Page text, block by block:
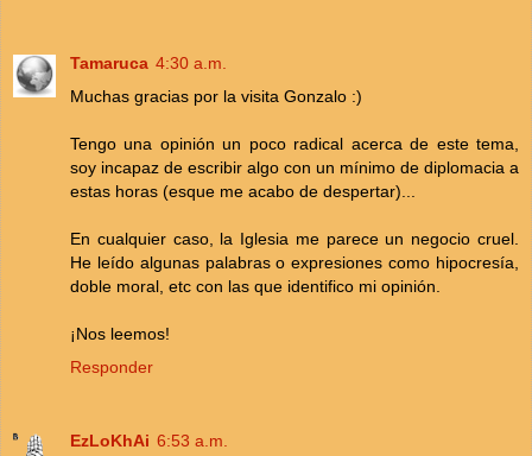
Tamaruca 4:30 a.m.
Muchas gracias por la visita Gonzalo :)
Tengo una opinión un poco radical acerca de este tema,
soy incapaz de escribir algo con un mínimo de diplomacia a
estas horas (esque me acabo de despertar)...
En cualquier caso, la Iglesia me parece un negocio cruel.
He leído algunas palabras o expresiones como hipocresía,
doble moral, etc con las que identifico mi opinión.
¡Nos leemos!
Responder
EzLoKhAi 6:53 a.m.